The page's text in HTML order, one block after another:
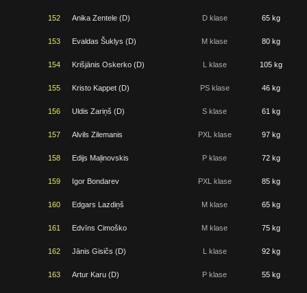
152 Anika Zentele (D) D klase 65 kg
153 Evaldas Šuklys (D) M klase 80 kg
154 Krišjānis Oskerko (D) L klase 105 kg
155 Kristo Kappet (D) PS klase 46 kg
156 Uldis Zariņš (D) S klase 61 kg
157 Alvils Zilemanis PXL klase 97 kg
158 Edijs Maļinovskis P klase 72 kg
159 Igor Bondarev PXL klase 85 kg
160 Edgars Lazdiņš M klase 65 kg
161 Edvīns Cimoško M klase 75 kg
162 Jānis Gisičs (D) L klase 92 kg
163 Artur Karu (D) P klase 55 kg